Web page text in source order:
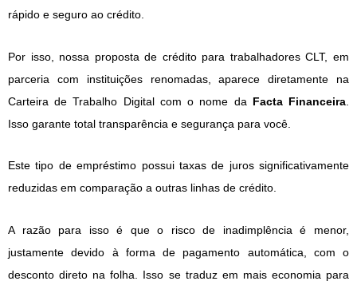
rápido e seguro ao crédito.
Por isso, nossa proposta de crédito para trabalhadores CLT, em
parceria com instituições renomadas, aparece diretamente na
Carteira de Trabalho Digital com o nome da Facta Financeira
Isso garante total transparência e segurança para você.
Este tipo de empréstimo possui taxas de juros significativamente
reduzidas em comparação a outras linhas de crédito.
A razão para isso é que o risco de inadimplência é menor,
justamente devido à forma de pagamento automática, com o
desconto direto na folha. Isso se traduz em mais economia para